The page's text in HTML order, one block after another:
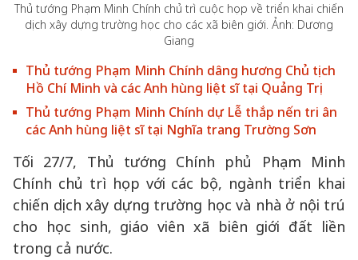
Thủ tướng Phạm Minh Chính chủ trì cuộc họp về triển khai chiến
dịch xây dựng trường học cho các xã biên giới. Ảnh: Dương
Giang
Thủ tướng Phạm Minh Chính dâng hương Chủ tịch
Hồ Chí Minh và các Anh hùng liệt sĩ tại Quảng Trị
Thủ tướng Phạm Minh Chính dự Lễ thắp nến tri ân
các Anh hùng liệt sĩ tại Nghĩa trang Trường Sơn
Tối 27/7, Thủ tướng Chính phủ Phạm Minh
Chính chủ trì họp với các bộ, ngành triển khai
chiến dịch xây dựng trường học và nhà ở nội trú
cho học sinh, giáo viên xã biên giới đất liền
trong cả nước.